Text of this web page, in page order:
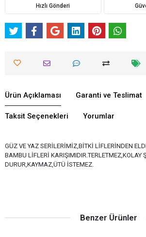
Hızlı Gönderi
Ürün Açıklaması Garanti ve Teslimat
Taksit Seçenekleri Yorumlar
GÜZ VE YAZ SERİLERİMİZ,BİTKİ LİFLERİNDEN
BAMBU LİFLERİ KARIŞIMIDIR.TERLETMEZ,KOLAY
DURUR,KAYMAZ,ÜTÜ İSTEMEZ.
Benzer Ürünler